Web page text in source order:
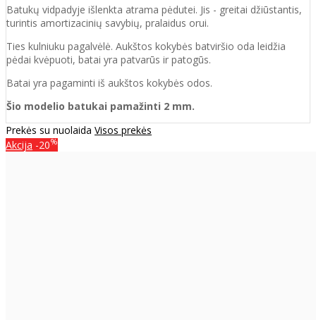
Batukų vidpadyje išlenkta atrama pėdutei. Jis - greitai džiūstantis,
turintis amortizacinių savybių, pralaidus orui.
Ties kulniuku pagalvėlė. Aukštos kokybės batviršio oda leidžia
pėdai kvėpuoti, batai yra patvarūs ir patogūs.
Batai yra pagaminti iš aukštos kokybės odos.
Šio modelio batukai pamažinti 2 mm.
Prekės su nuolaida Visos prekės
Akcija -20%